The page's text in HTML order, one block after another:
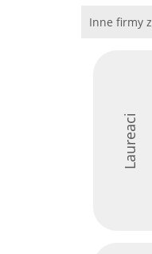
Inne firmy
Laureaci